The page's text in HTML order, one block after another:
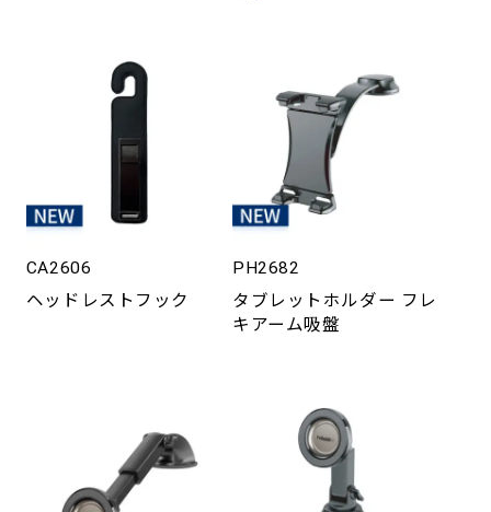
CA2606
ヘッドレストフック
PH2682
タブレットホルダー フレ
キアーム吸盤